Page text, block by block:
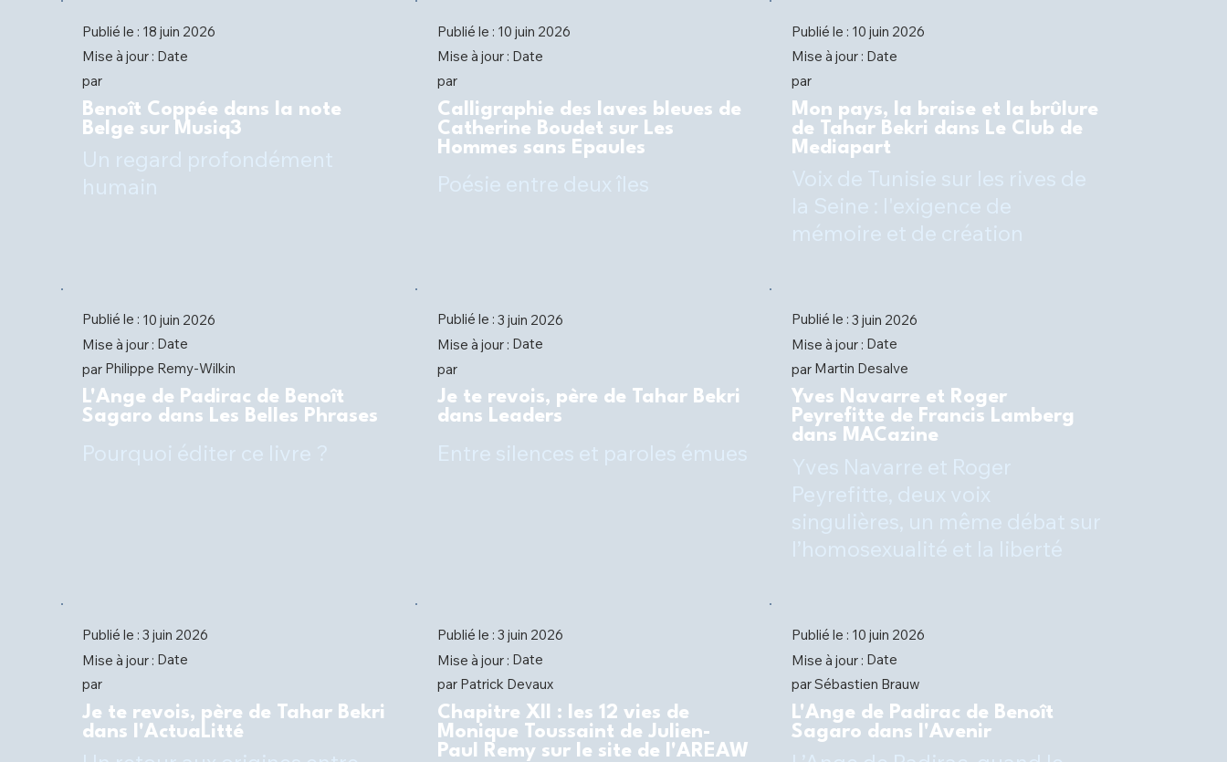
Publié le : 18 juin 2026
Mise à jour : Date
par
Benoît Coppée dans la note
Belge sur Musiq3
Publié le : 10 juin 2026
Mise à jour : Date
par
Calligraphie des laves bleues de
Catherine Boudet sur Les
Hommes sans Epaules
Publié le : 10 juin 2026
Mise à jour : Date
par
Mon pays, la braise et la brûlure
de Tahar Bekri dans Le Club de
Mediapart
Publié le : 10 juin 2026
Mise à jour : Date
par Philippe Remy-Wilkin
L'Ange de Padirac de Benoît
Sagaro dans Les Belles Phrases
Publié le : 3 juin 2026
Mise à jour : Date
par
Je te revois, père de Tahar Bekri
dans Leaders
Publié le : 3 juin 2026
Mise à jour : Date
par Martin Desalve
Yves Navarre et Roger
Peyrefitte de Francis Lamberg
dans MACazine
Publié le :3 juin 2026
Mise à jour : Date
par
Je te revois, père de Tahar Bekri
dans l'ActuaLitté
Publié le : 3 juin 2026
Mise à jour : Date
par Patrick Devaux
Chapitre XII : les 12 vies de
Monique Toussaint de Julien-
Paul Remy sur le site de l'AREAW
Publié le : 10 juin 2026
Mise à jour : Date
parSébastien Brauw
L'Ange de Padirac de Benoît
Sagaro dans l'Avenir